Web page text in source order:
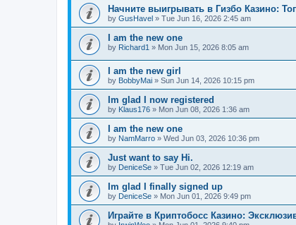
Начните выигрывать в Гизбо Казино:
by GusHavel » Tue Jun 16, 2026 2:45 am
I am the new one
by Richard1 » Mon Jun 15, 2026 8:05 am
I am the new girl
by BobbyMai » Sun Jun 14, 2026 10:15 pm
Im glad I now registered
by Klaus176 » Mon Jun 08, 2026 1:36 am
I am the new one
by NamMarro » Wed Jun 03, 2026 10:36 pm
Just want to say Hi.
by DeniceSe » Tue Jun 02, 2026 12:19 am
Im glad I finally signed up
by DeniceSe » Mon Jun 01, 2026 9:49 pm
Играйте в Криптобосс Казино: